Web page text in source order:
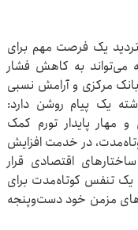
تردید یک فرصت مهم برای
به کاهش فشار
بانک مرکزی و آرامش نسبی
یک پیام روشن دارد:
مهار پایدار تورم کمک
در خدمت افزایش
اقتصادی قرار
یک تنفس کوتاه‌مدت برای
مزمن خود دست‌وپنجه